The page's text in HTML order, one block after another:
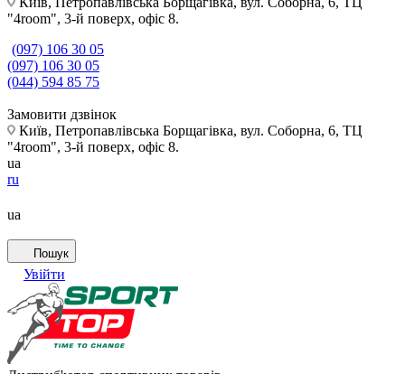
"4room", 3-й поверх, офіс 8.
(097) 106 30 05
(097) 106 30 05
(044) 594 85 75
Замовити дзвінок
Київ, Петропавлівська Борщагівка, вул. Соборна, 6, ТЦ
"4room", 3-й поверх, офіс 8.
ua
ru
ua
Пошук
Увійти